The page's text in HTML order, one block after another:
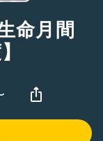
命月間